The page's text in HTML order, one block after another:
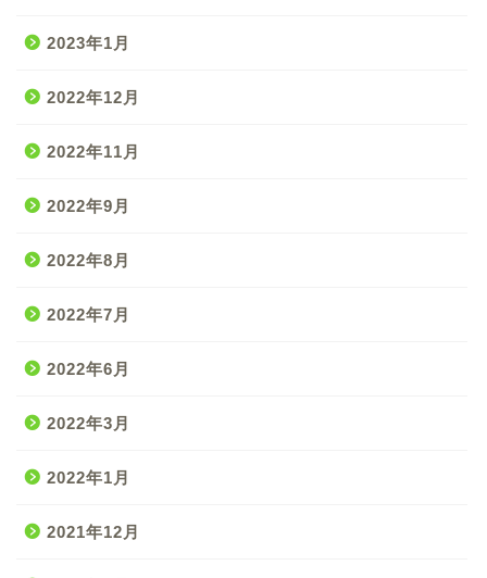
2023年1月
2022年12月
2022年11月
2022年9月
2022年8月
2022年7月
2022年6月
2022年3月
2022年1月
2021年12月